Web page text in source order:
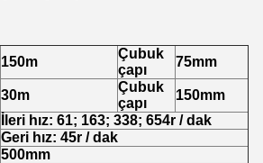
150m
Çubuk
çapı
75mm
30m
Çubuk
çapı
150mm
İleri hız: 61; 163; 338; 654r / dak
Geri hız: 45r / dak
500mm